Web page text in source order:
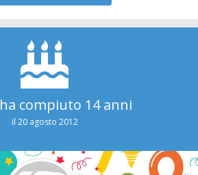
compiuto 14 anni
il 20 agosto 2012